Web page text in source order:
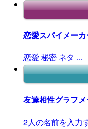
恋愛スパイメーカ
恋愛 秘密 ネタ ...
友達相性グラフ
2人の名前を入力